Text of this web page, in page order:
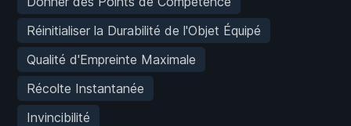
Réinitialiser la Durabilité de l'Objet Équipé
Qualité d'Empreinte Maximale
Récolte Instantanée
Invincibilité